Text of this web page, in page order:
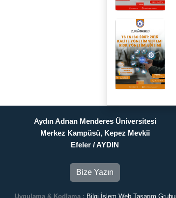
Aydın Adnan Menderes Üniversitesi
Merkez Kampüsü, Kepez Mevkii
Efeler / AYDIN
Bize Yazın
Uygulama & Kodlama : Bilgi İşlem Web Tasarım Grubu